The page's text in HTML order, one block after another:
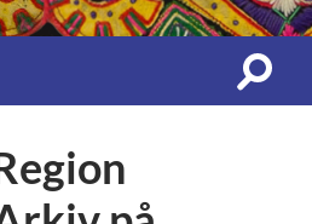
Släktforskarförening
Slå